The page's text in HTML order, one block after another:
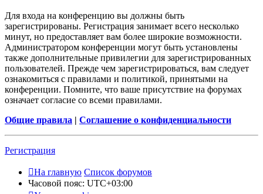
Для входа на конференцию вы должны быть
зарегистрированы. Регистрация занимает всего несколько
минут, но предоставляет вам более широкие возможности.
Администратором конференции могут быть установлены
также дополнительные привилегии для зарегистрированных
пользователей. Прежде чем зарегистрироваться, вам следует
ознакомиться с правилами и политикой, принятыми на
конференции. Помните, что ваше присутствие на форумах
означает согласие со всеми правилами.
Общие правила | Соглашение о конфиденциальности
Регистрация
На главную Список форумов
Часовой пояс: UTC+03:00